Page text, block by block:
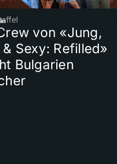
von «Jung,
Sexy: Refilled»
Bulgarien